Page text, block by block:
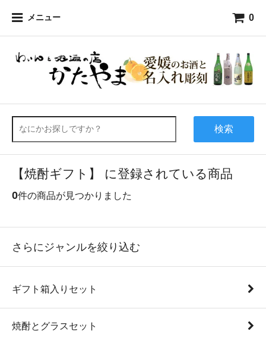
メニュー 0
検索
【焼酎ギフト】 に登録されている商品
0件の商品が見つかりました
さらにジャンルを絞り込む
ギフト箱入りセット
焼酎とグラスセット